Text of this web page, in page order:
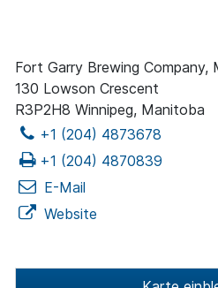
Fort Garry Brewing Company,
130 Lowson Crescent
R3P2H8 Winnipeg, Manitoba
+1 (204) 4873678
+1 (204) 4870839
E-Mail
Website